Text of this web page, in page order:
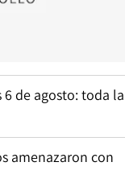
de agosto: toda la
amenazaron con